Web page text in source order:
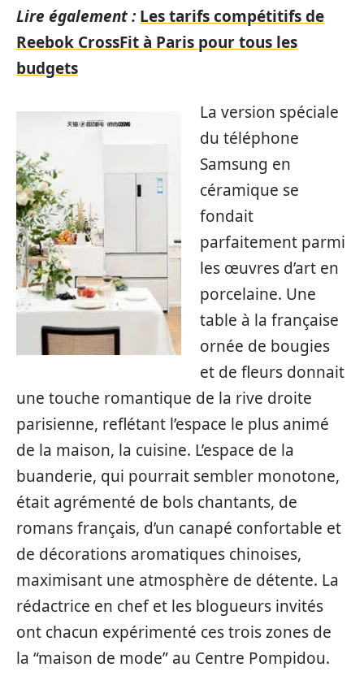
Lire également : Les tarifs compétitifs de
Reebok CrossFit à Paris pour tous les
budgets
La version spéciale
du téléphone
Samsung en
céramique se
fondait
parfaitement parmi
les œuvres d’art en
porcelaine. Une
table à la française
ornée de bougies
et de fleurs donnait
une touche romantique de la rive droite
parisienne, reflétant l’espace le plus animé
de la maison, la cuisine. L’espace de la
buanderie, qui pourrait sembler monotone,
était agrémenté de bols chantants, de
romans français, d’un canapé confortable et
de décorations aromatiques chinoises,
maximisant une atmosphère de détente. La
rédactrice en chef et les blogueurs invités
ont chacun expérimenté ces trois zones de
la “maison de mode” au Centre Pompidou.